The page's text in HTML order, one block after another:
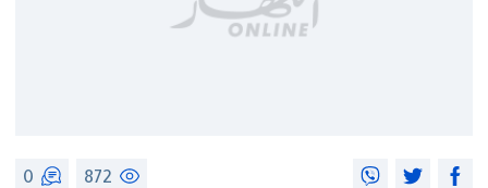
872
0